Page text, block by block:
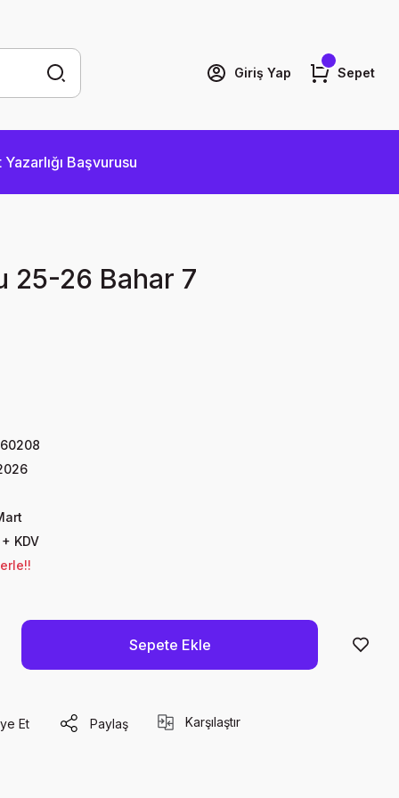
Giriş Yap Sepet
Yazarlığı Başvurusu
25-26 Bahar 7
KDV
Sepete Ekle
Et Paylaş Karşılaştır